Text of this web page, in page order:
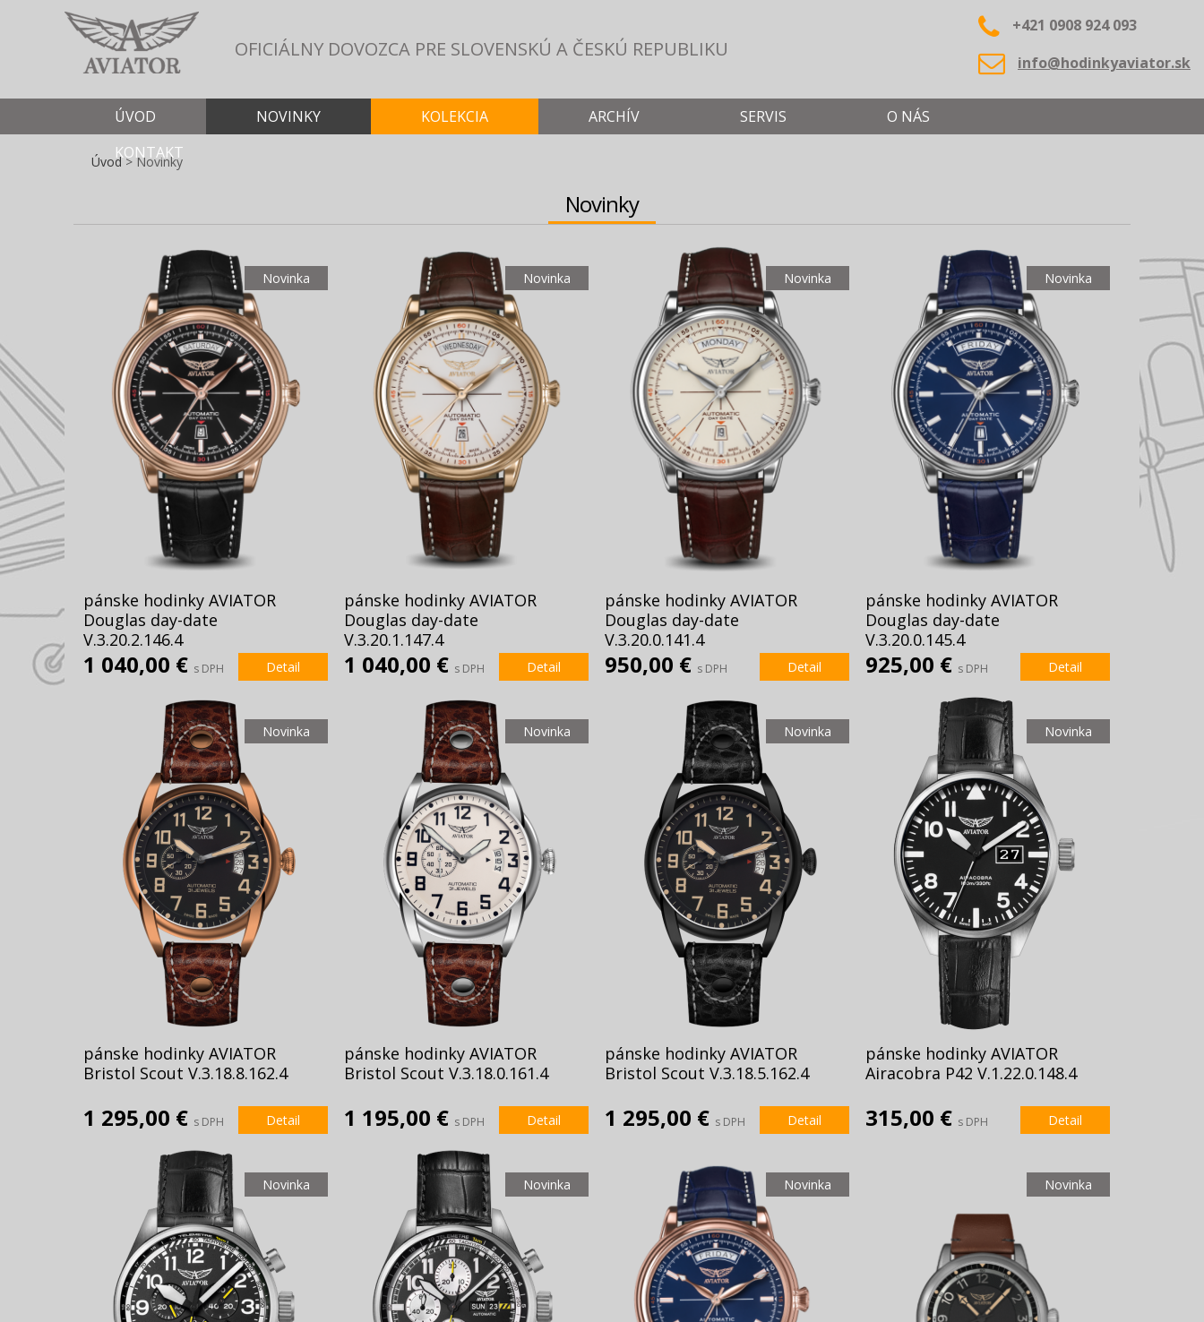
OFICIÁLNY DOVOZCA PRE SLOVENSKÚ A ČESKÚ REPUBLIKU
+421 0908 924 093
info@hodinkyaviator.sk
Úvod > Novinky
Novinky
Novinka
pánske hodinky AVIATOR
Douglas day-date
V.3.20.2.146.4
1 040,00 € s DPH Detail
Novinka
pánske hodinky AVIATOR
Douglas day-date
V.3.20.1.147.4
1 040,00 € s DPH Detail
Novinka
pánske hodinky AVIATOR
Douglas day-date
V.3.20.0.141.4
950,00 € s DPH Detail
Novinka
pánske hodinky AVIATOR
Douglas day-date
V.3.20.0.145.4
925,00 € s DPH Detail
Novinka
pánske hodinky AVIATOR
Bristol Scout V.3.18.8.162.4
1 295,00 € s DPH Detail
Novinka
pánske hodinky AVIATOR
Bristol Scout V.3.18.0.161.4
1 195,00 € s DPH Detail
Novinka
pánske hodinky AVIATOR
Bristol Scout V.3.18.5.162.4
1 295,00 € s DPH Detail
Novinka
pánske hodinky AVIATOR
Airacobra P42 V.1.22.0.148.4
315,00 € s DPH Detail
Novinka Novinka Novinka Novinka
ÚVOD NOVINKY KOLEKCIA ARCHÍV SERVIS
O NÁS
KONTAKT